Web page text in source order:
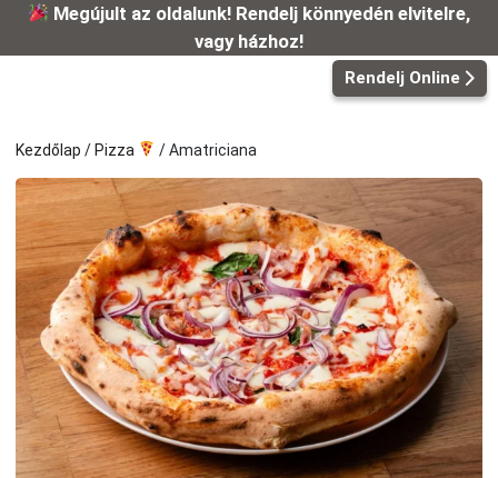
Kilépés
tartalomba
Megújult az oldalunk! Rendelj könnyedén elvitelre,
vagy házhoz!
Rendelj Online
Kezdőlap /Pizza / Amatriciana